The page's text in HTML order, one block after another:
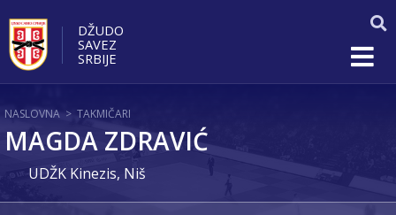
DŽUDO
SAVEZ
SRBIJE
NASLOVNA > TAKMIČARI
MAGDA ZDRAVIĆ
UDŽK Kinezis, Niš